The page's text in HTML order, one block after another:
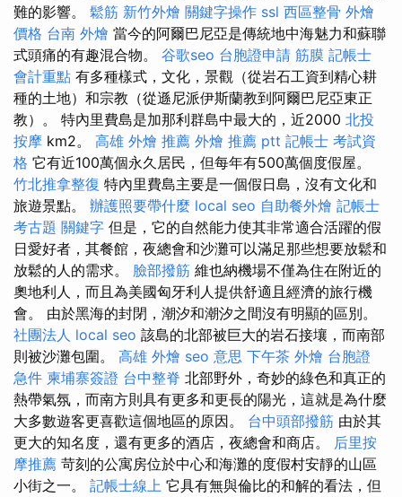
難的影響。 鬆筋 新竹外燴 關鍵字操作 ssl 西區整骨 外燴
價格 台南 外燴 當今的阿爾巴尼亞是傳統地中海魅力和蘇聯
式頭痛的有趣混合物。 谷歌seo 台胞證申請 筋膜 記帳士
會計重點 有多種樣式，文化，景觀（從岩石工資到精心耕
種的土地）和宗教（從遜尼派伊斯蘭教到阿爾巴尼亞東正
教）。 特內里費島是加那利群島中最大的，近2000 北投
按摩 km2。 高雄 外燴 推薦 外燴 推薦 ptt 記帳士 考試資
格 它有近100萬個永久居民，但每年有500萬個度假屋。
竹北推拿整復 特內里費島主要是一個假日島，沒有文化和
旅遊景點。 辦護照要帶什麼 local seo 自助餐外燴 記帳士
考古題 關鍵字 但是，它的自然能力使其非常適合活躍的假
日愛好者，其餐館，夜總會和沙灘可以滿足那些想要放鬆和
放鬆的人的需求。 臉部撥筋 維也納機場不僅為住在附近的
奧地利人，而且為美國匈牙利人提供舒適且經濟的旅行機
會。 由於黑海的封閉，潮汐和潮汐之間沒有明顯的區別。
社團法人 local seo 該島的北部被巨大的岩石接壤，而南部
則被沙灘包圍。 高雄 外燴 seo 意思 下午茶 外燴 台胞證
急件 柬埔寨簽證 台中整脊 北部野外，奇妙的綠色和真正的
熱帶氣氛，而南方則具有更多和更長的陽光，這就是為什麼
大多數遊客更喜歡這個地區的原因。 台中頭部撥筋 由於其
更大的知名度，還有更多的酒店，夜總會和商店。 后里按
摩推薦 苛刻的公寓房位於中心和海灘的度假村安靜的山區
小街之一。 記帳士線上 它具有無與倫比的和解的看法，但